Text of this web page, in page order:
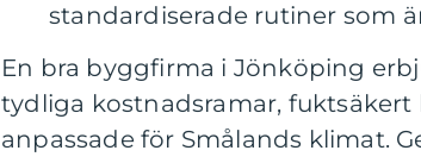
standardiserade rutiner som
En bra byggfirma i Jönköping
tydliga kostnadsramar,
anpassade för Smålands klimat.